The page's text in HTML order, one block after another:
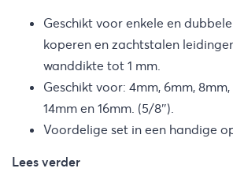
Geschikt voor enkele en
koperen en zachtstalen
wanddikte tot 1 mm.
Geschikt voor: 4mm, 6mm, 8mm,
14mm en 16mm. (5/8″).
Voordelige set in een handige
Lees verder